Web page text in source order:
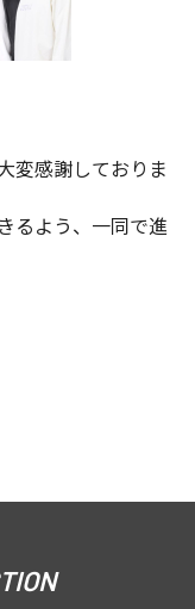
変感謝しておりま
るよう、一同で進